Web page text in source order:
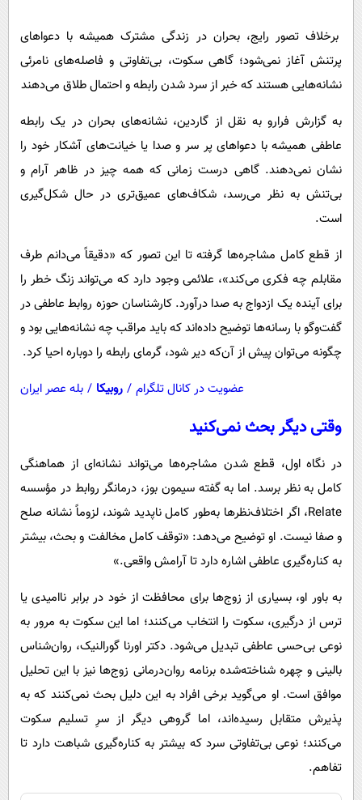
فناوری
گوناگون
محیط زیست
فرهنگی
اجتماعی
حیات وحش
سیاست خارجی
روانشناسی
آشپزی
برخلاف تصور رایج، بحران در زندگی مشترک همیشه با دعواهای
پرتنش آغاز نمی‌شود؛ گاهی سکوت، بی‌تفاوتی و فاصله‌های نامرئی
نشانه‌هایی هستند که خبر از سرد شدن رابطه و احتمال طلاق می‌دهند
به گزارش فرارو به نقل از گاردین، نشانه‌های بحران در یک رابطه
عاطفی همیشه با دعواهای پر سر و صدا یا خیانت‌های آشکار خود را
نشان نمی‌دهند. گاهی درست زمانی که همه چیز در ظاهر آرام و
بی‌تنش به نظر می‌رسد، شکاف‌های عمیق‌تری در حال شکل‌گیری
است.
از قطع کامل مشاجره‌ها گرفته تا این تصور که «دقیقاً می‌دانم طرف
مقابلم چه فکری می‌کند»، علائمی وجود دارد که می‌تواند زنگ خطر را
برای آینده یک ازدواج به صدا درآورد. کارشناسان حوزه روابط عاطفی در
گفت‌وگو با رسانه‌ها توضیح داده‌اند که باید مراقب چه نشانه‌هایی بود و
چگونه می‌توان پیش از آن‌که دیر شود، گرمای رابطه را دوباره احیا کرد.
عضویت در کانال تلگرام / روبیکا / بله عصر ایران
وقتی دیگر بحث نمی‌کنید
در نگاه اول، قطع شدن مشاجره‌ها می‌تواند نشانه‌ای از هماهنگی
کامل به نظر برسد. اما به گفته سیمون بوز، درمانگر روابط در مؤسسه
Relate، اگر اختلاف‌نظرها به‌طور کامل ناپدید شوند، لزوماً نشانه صلح
و صفا نیست. او توضیح می‌دهد: «توقف کامل مخالفت و بحث، بیشتر
به کناره‌گیری عاطفی اشاره دارد تا آرامش واقعی.»
به باور او، بسیاری از زوج‌ها برای محافظت از خود در برابر ناامیدی یا
ترس از درگیری، سکوت را انتخاب می‌کنند؛ اما این سکوت به مرور به
نوعی بی‌حسی عاطفی تبدیل می‌شود. دکتر اورنا گورالنیک، روان‌شناس
بالینی و چهره شناخته‌شده برنامه روان‌درمانی زوج‌ها نیز با این تحلیل
موافق است. او می‌گوید برخی افراد به این دلیل بحث نمی‌کنند که به
پذیرش متقابل رسیده‌اند، اما گروهی دیگر از سرِ تسلیم سکوت
می‌کنند؛ نوعی بی‌تفاوتی سرد که بیشتر به کناره‌گیری شباهت دارد تا
تفاهم.